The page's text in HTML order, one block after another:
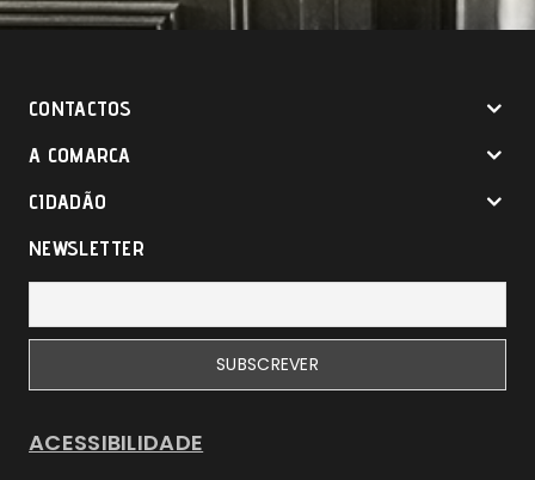
CONTACTOS
A COMARCA
CIDADÃO
NEWSLETTER
ACESSIBILIDADE